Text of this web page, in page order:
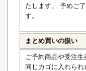
たします。 予めご
す。
まとめ買いの扱い
ご予約商品や受注
同じカゴに入れら